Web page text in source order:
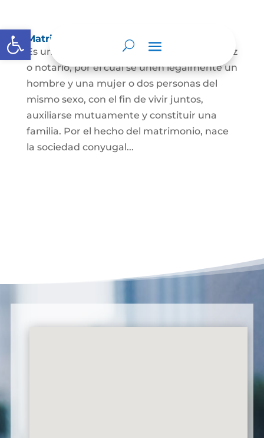
Abrir barra de herramientas
Matrimonio Civil
Es un contrato solemne celebrado ante juez
o notario, por el cual se unen legalmente un
hombre y una mujer o dos personas del
mismo sexo, con el fin de vivir juntos,
auxiliarse mutuamente y constituir una
familia. Por el hecho del matrimonio, nace
la sociedad conyugal...